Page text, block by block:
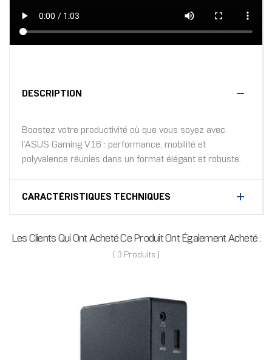
DESCRIPTION
Boostez votre productivité où que vous soyez avec
l’ASUS Gaming V16 : performance, mobilité et
polyvalence réunies dans un format élégant et robuste.
CARACTÉRISTIQUES TECHNIQUES
Les Clients Qui Ont Acheté Ce Produit Ont Également Acheté :
( 3 Produits )